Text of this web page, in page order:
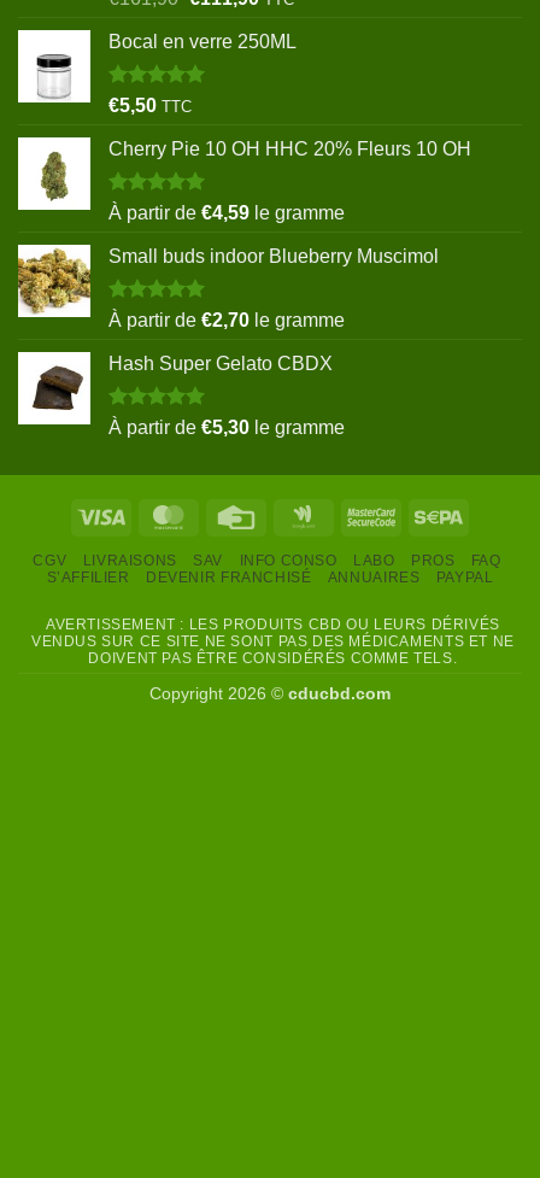
initial
était :
€161,90.
actuel
Bocal en verre 250ML
Note5.00
sur 5
€5,50 TTC
Cherry Pie 10 OH HHC 20% Fleurs 10 OH
Note5.00
sur 5
À partir de €4,59 le gramme
Small buds indoor Blueberry Muscimol
Note5.00
sur 5
À partir de €2,70 le gramme
Hash Super Gelato CBDX
Note5.00
sur 5
À partir de €5,30 le gramme
Visa MasterCardCredit
Google
MasterCard
CGV LIVRAISONS SAV INFO CONSO LABO PROS
FAQ
S’AFFILIER
DEVENIR FRANCHISÉ ANNUAIRES PAYPAL
AVERTISSEMENT : LES PRODUITS CBD OU LEURS DÉRIVÉS
VENDUS SUR CE SITE NE SONT PAS DES MÉDICAMENTS ET NE
DOIVENT PAS ÊTRE CONSIDÉRÉS COMME TELS.
Copyright 2026 © cducbd.com